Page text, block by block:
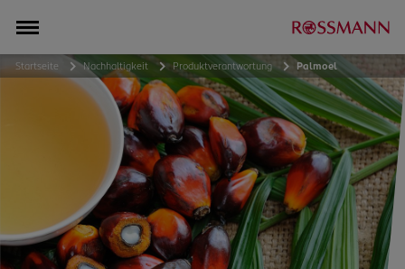
Startseite Nachhaltigkeit Produktverantwortung Palmoel